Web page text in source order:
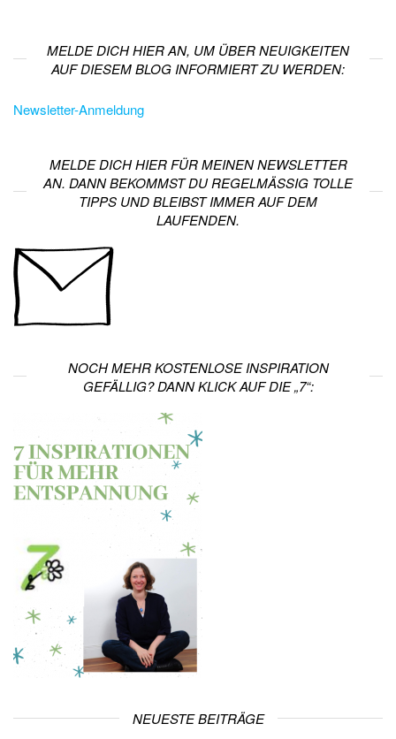
MELDE DICH HIER AN, UM ÜBER NEUIGKEITEN
AUF DIESEM BLOG INFORMIERT ZU WERDEN:
Newsletter-Anmeldung
MELDE DICH HIER FÜR MEINEN NEWSLETTER
AN. DANN BEKOMMST DU REGELMÄSSIG TOLLE T
IPPS UND BLEIBST IMMER AUF DEM L
AUFENDEN.
NOCH MEHR KOSTENLOSE INSPIRATION
GEFÄLLIG? DANN KLICK AUF DIE „7“:
NEUESTE BEITRÄGE